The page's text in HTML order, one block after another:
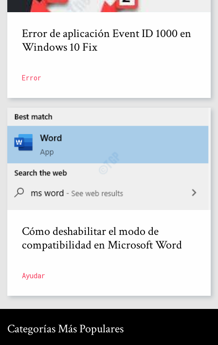
Error de aplicación Event ID 1000 en
Windows 10 Fix
Error
Cómo deshabilitar el modo de
compatibilidad en Microsoft Word
Ayudar
Categorías Más Populares